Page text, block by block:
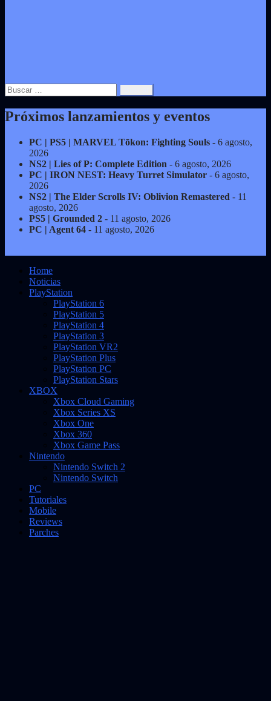
Buscar:
Próximos lanzamientos y eventos
PC | PS5 | MARVEL Tōkon: Fighting Souls - 6 agosto,
2026
NS2 | Lies of P: Complete Edition - 6 agosto, 2026
PC | IRON NEST: Heavy Turret Simulator - 6 agosto,
2026
NS2 | The Elder Scrolls IV: Oblivion Remastered - 11
agosto, 2026
PS5 | Grounded 2 - 11 agosto, 2026
PC | Agent 64 - 11 agosto, 2026
Home
Noticias
PlayStation
PlayStation 6
PlayStation 5
PlayStation 4
PlayStation 3
PlayStation VR2
PlayStation Plus
PlayStation PC
PlayStation Stars
XBOX
Xbox Cloud Gaming
Xbox Series XS
Xbox One
Xbox 360
Xbox Game Pass
Nintendo
Nintendo Switch 2
Nintendo Switch
PC
Tutoriales
Mobile
Reviews
Parches